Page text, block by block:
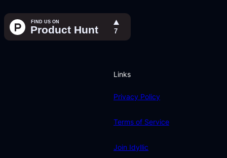
Links
Privacy Policy
Terms of Service
Join Idyllic